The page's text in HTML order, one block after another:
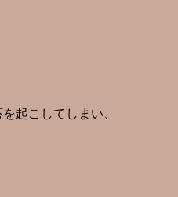
起こしてしまい、